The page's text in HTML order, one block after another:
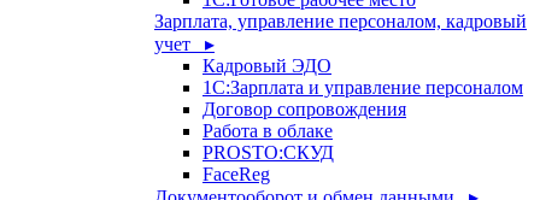
Зарплата, управление персоналом, кадровый
учет ▸
Кадровый ЭДО
1С:Зарплата и управление персоналом
Договор сопровождения
Работа в облаке
PROSTO:СКУД
FaceReg